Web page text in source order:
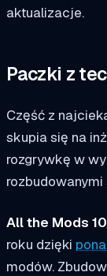
aktualizacje.
Paczki z
Część z
skupia się na
rozgrywkę w
All the Mods
roku dzięki
modów.